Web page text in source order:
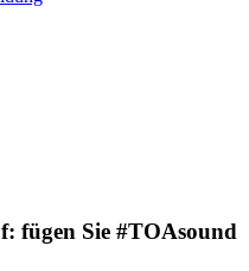
fügen Sie #TOAsound